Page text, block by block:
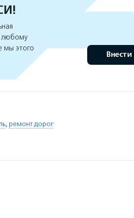
любому
мы этого
Внести
, ремонт дорог